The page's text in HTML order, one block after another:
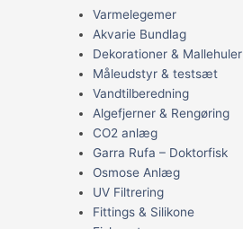
Varmelegemer
Akvarie Bundlag
Dekorationer & Mallehuler
Måleudstyr & testsæt
Vandtilberedning
Algefjerner & Rengøring
CO2 anlæg
Garra Rufa – Doktorfisk
Osmose Anlæg
UV Filtrering
Fittings & Silikone